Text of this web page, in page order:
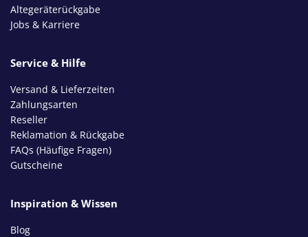
Altegeräterückgabe
Jobs & Karriere
Service & Hilfe
Versand & Lieferzeiten
Zahlungsarten
Reseller
Reklamation & Rückgabe
FAQs (Häufige Fragen)
Gutscheine
Inspiration & Wissen
Blog